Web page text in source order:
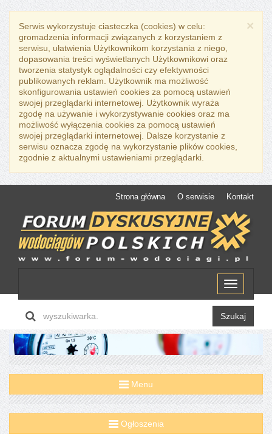
×
Serwis wykorzystuje ciasteczka (cookies) w celu:
gromadzenia informacji związanych z korzystaniem z
serwisu, ułatwienia Użytkownikom korzystania z niego,
dopasowania treści wyświetlanych Użytkownikowi oraz
tworzenia statystyk oglądalności czy efektywności
publikowanych reklam. Użytkownik ma możliwość
skonfigurowania ustawień cookies za pomocą ustawień
swojej przeglądarki internetowej. Użytkownik wyraża
zgodę na używanie i wykorzystywanie cookies oraz ma
możliwość wyłączenia cookies za pomocą ustawień
swojej przeglądarki internetowej. Dalsze korzystanie z
serwisu oznacza zgodę na wykorzystanie plików cookies,
zgodnie z aktualnymi ustawieniami przeglądarki.
Strona główna O serwisie Kontakt
Menu
Szukaj
Menu
Ogłoszenia